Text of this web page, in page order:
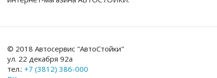
© 2018 Автосервис "АвтоСтойки"
ул. 22 декабря 92а
тел.: +7 (3812) 386-000